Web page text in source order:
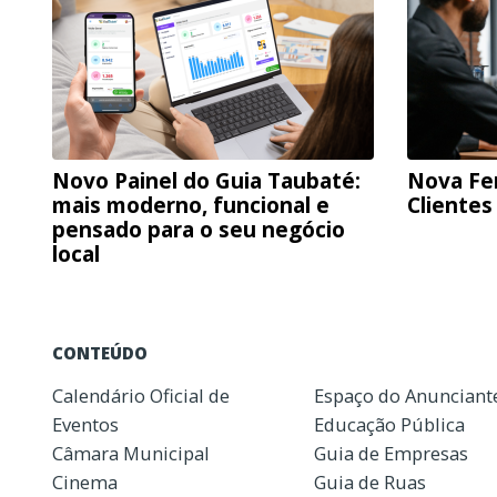
Novo Painel do Guia Taubaté:
mais moderno, funcional e
pensado para o seu negócio
local
Nova
Clientes
CONTEÚDO
Calendário Oficial de
Eventos
Câmara Municipal
Cinema
Espaço do
Educação Pública
Guia de Empresas
Guia de Ruas